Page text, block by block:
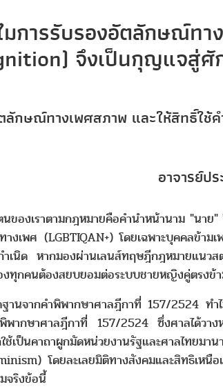
การรับรองอัตลักษณ์ท
จึงเป็นกุญแจสู่
ลักษณ์ทางเพศสภาพ และให้สิทธิ์ใช้
อาจารย์ป
ของเราตามกฎหมายคือคำนำหน้านาม "นา
งเพศ (LGBTIQAN+) โดยเฉพาะบุคคลข้
เนิด หากมองผ่านเลนส์ทฤษฎีกฎหมายแน
กคนต้องสยบยอมต่อระบบชายหญิงคู่ตรงข้
นจากคำพิพากษาศาลฎีกาที่ 157/2524 ทำไ
ากษาศาลฎีกาที่ 157/2524 ซึ่งศาลได้วาง
ช้เป็นคาถาผูกมัดหน่วยงานรัฐและศาลไทย
โดยละเลยมิติทางสังคมและสิทธิเหนือเ
จริงข้อนี้